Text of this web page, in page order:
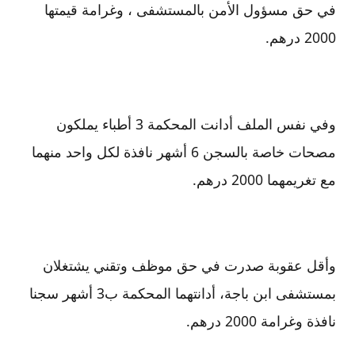
في حق مسؤول الأمن بالمستشفى ، وغرامة قيمتها
2000 درهم.
وفي نفس الملف أدانت المحكمة 3 أطباء يملكون
مصحات خاصة بالسجن 6 أشهر نافذة لكل واحد منهما
مع تغريمهما 2000 درهم.
وأقل عقوبة صدرت في حق موظف وتقني يشتغلان
بمستشفى ابن باجة، أدانتهما المحكمة ب3 أشهر سجنا
نافذة وغرامة 2000 درهم.